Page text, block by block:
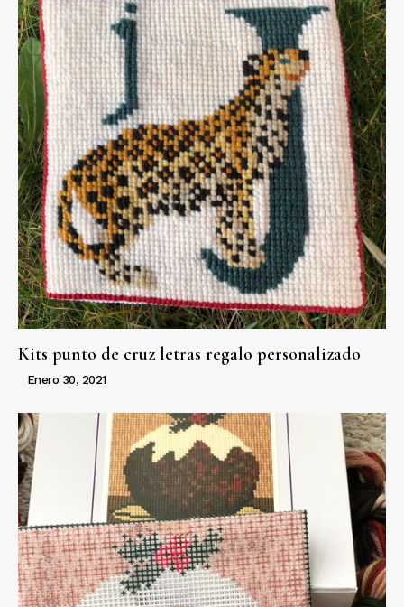
Kits punto de cruz letras regalo personalizado
Enero 30, 2021